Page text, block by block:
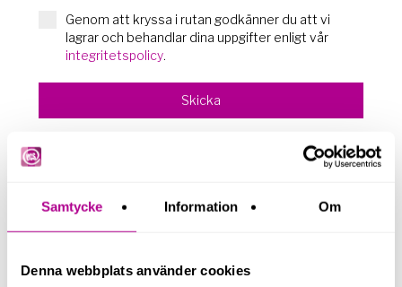
Samtycke Information Om
Denna webbplats använder cookies
Genom att kryssa i rutan godkänner du att vi
lagrar och behandlar dina uppgifter enligt vår
integritetspolicy.
Skicka